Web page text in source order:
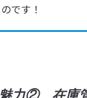
です！